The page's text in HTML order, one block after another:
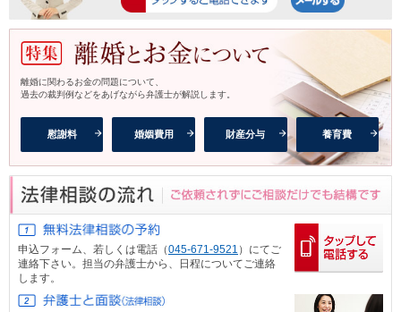
離婚に関わるお金の問題について、
過去の裁判例などをあげながら弁護士が解説します。
慰謝料 婚姻費用 財産分与 養育費
申込フォーム、 若しくは電話（045-671-9521 ）にてご
連絡下さい。担当の弁護士から、日程についてご連絡
します。